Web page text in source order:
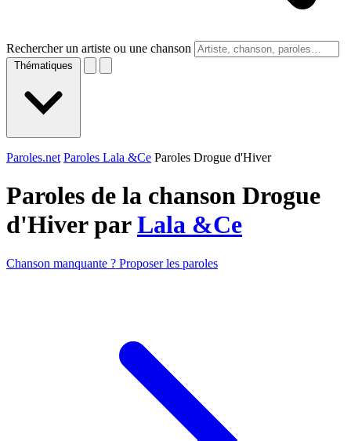
Rechercher un artiste ou une chanson
Thématiques
Paroles.net Paroles Lala &Ce Paroles Drogue d'Hiver
Paroles de la chanson Drogue
d'Hiver parLala &Ce
Chanson manquante ? Proposer les paroles